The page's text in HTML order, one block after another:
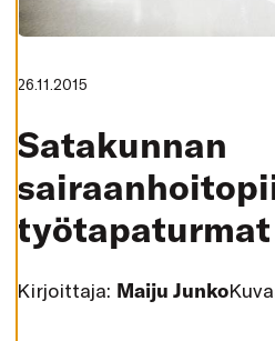
K
I
Y
V
K
S
K
26.11.2015
Satakunnan
työtapaturmat
Kirjoittaja: Maiju Junko